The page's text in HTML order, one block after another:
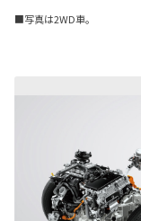
■写真は2WD車。